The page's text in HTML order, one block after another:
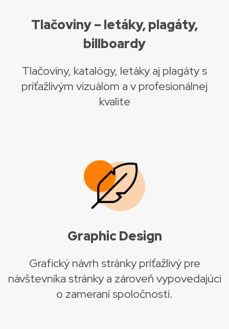
Tlačoviny – letáky, plagáty,
billboardy
Tlačoviny, katalógy, letáky aj plagáty s
príťažlivým vizuálom a v profesionálnej
kvalite
Graphic Design
Grafický návrh stránky príťažlivý pre
návštevníka stránky a zároveň vypovedajúci
o zameraní spoločnosti.